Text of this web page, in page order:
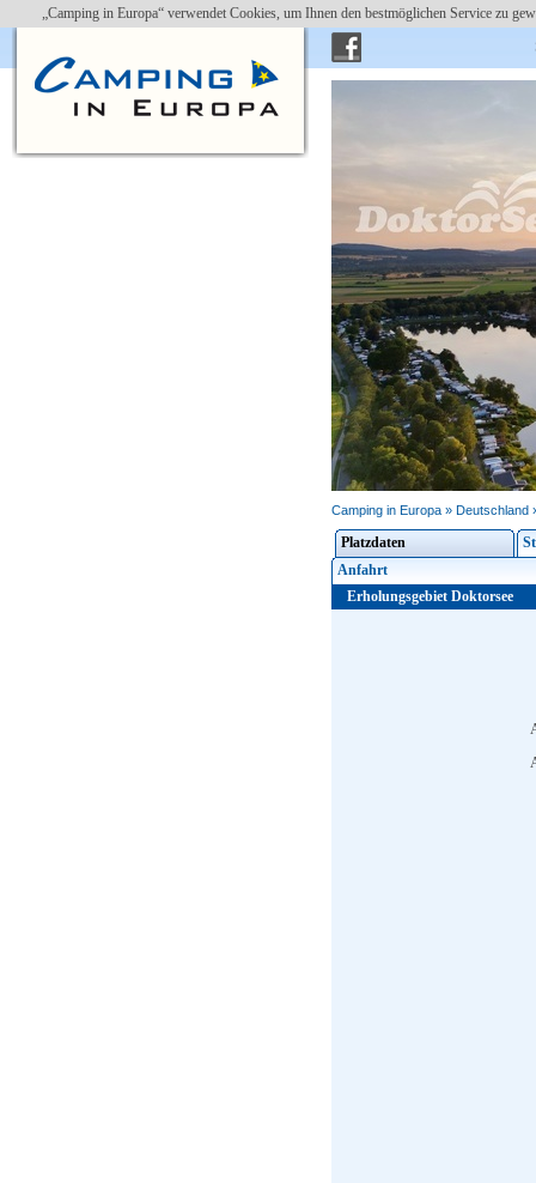
„Camping in Europa“ verwendet Cookies, um Ihnen den bestmöglichen Service zu
Erholungsgebiet
Camping in Europa » Deutschland
Platzdaten
Anfahrt
Erholungsgebiet Doktorsee